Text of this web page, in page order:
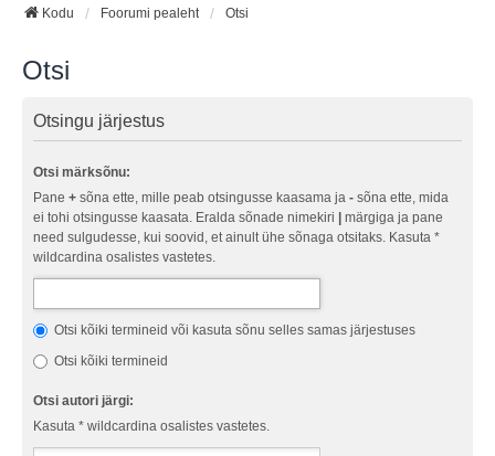
Kodu Foorumi pealeht Otsi
Otsi
Otsingu järjestus
Otsi märksõnu:
Pane + sõna ette, mille peab otsingusse kaasama ja - sõna ette, mida
ei tohi otsingusse kaasata. Eralda sõnade nimekiri
märgiga ja pane
need sulgudesse, kui soovid, et ainult ühe sõnaga otsitaks. Kasuta *
wildcardina osalistes vastetes.
Otsi kõiki termineid või kasuta sõnu selles samas järjestuses
Otsi kõiki termineid
Otsi autori järgi:
Kasuta * wildcardina osalistes vastetes.